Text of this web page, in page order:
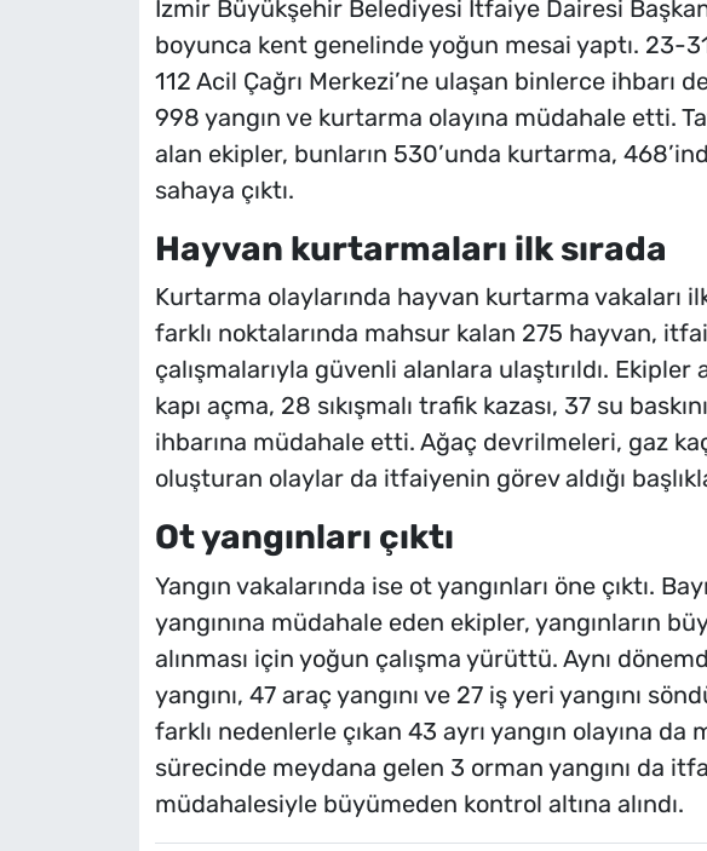
İzmir Büyükşehir Belediyesi İtfaiye Dairesi
boyunca kent genelinde yoğun mesai yaptı. 23-
112 Acil Çağrı Merkezi’ne ulaşan binlerce ihbarı
998 yangın ve kurtarma olayına müdahale etti.
alan ekipler, bunların 530’unda kurtarma,
sahaya çıktı.
Hayvan kurtarmaları ilk sırada
Kurtarma olaylarında hayvan kurtarma vakaları
farklı noktalarında mahsur kalan 275 hayvan,
çalışmalarıyla güvenli alanlara ulaştırıldı.
kapı açma, 28 sıkışmalı trafik kazası, 37 su
ihbarına müdahale etti. Ağaç devrilmeleri, gaz
oluşturan olaylar da itfaiyenin görev aldığı
Ot yangınları çıktı
Yangın vakalarında ise ot yangınları öne çıktı.
yangınına müdahale eden ekipler, yangınların
alınması için yoğun çalışma yürüttü. Aynı
yangını, 47 araç yangını ve 27 iş yeri yangını
farklı nedenlerle çıkan 43 ayrı yangın olayına da
sürecinde meydana gelen 3 orman yangını da
müdahalesiyle büyümeden kontrol altına alındı.